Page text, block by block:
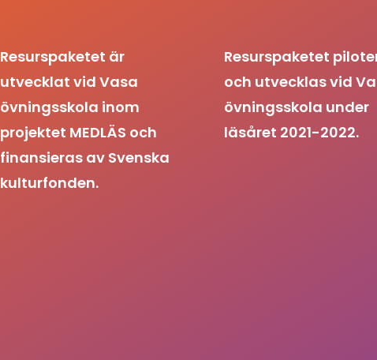
Resurspaketet är
utvecklat vid Vasa
övningsskola inom
projektet MEDLÄS och
finansieras av Svenska
kulturfonden.
Resurspaketet
och utvecklas vid
övningsskola under
läsåret 2021-2022.